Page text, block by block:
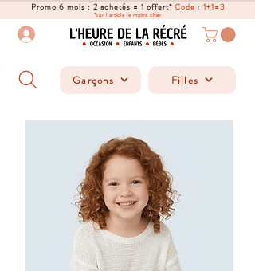
Promo 6 mois : 2 achetés = 1 offert*Code : 1+1=3
*sur l'article le moins cher
Garçons Filles